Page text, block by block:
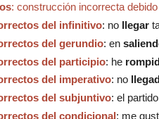
: construcción incorrecta
del infinitivo: no llegar
del gerundio: en
del participio: he
del imperativo: no
del subjuntivo: el
del condicional: me